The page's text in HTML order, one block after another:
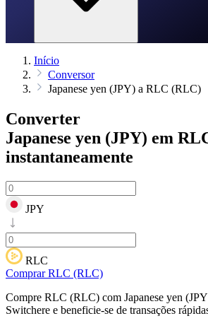
Início
Conversor
Japanese yen (JPY) a RLC (RLC)
Converter
Japanese yen (JPY) em
instantaneamente
JPY
RLC
Comprar RLC (RLC)
Compre RLC (RLC) com Japanese yen
Switchere e beneficie-se de transações